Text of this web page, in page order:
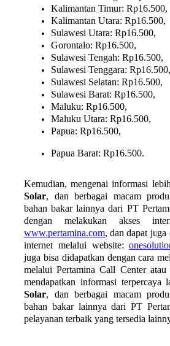
Kalimantan Timur: Rp16.500,
Kalimantan Utara: Rp16.500,
Sulawesi Utara: Rp16.500,
Gorontalo: Rp16.500,
Sulawesi Tengah: Rp16.500,
Sulawesi Tenggara: Rp16.500,
Sulawesi Selatan: Rp16.500,
Sulawesi Barat: Rp16.500,
Maluku: Rp16.500,
Maluku Utara: Rp16.500,
Papua: Rp16.500,
Papua Barat: Rp16.500.
Kemudian, mengenai informasi
Solar, dan berbagai macam
bahan bakar lainnya dari PT
www.pertamina.com, dan dapat juga
internet melalui website:
juga bisa didapatkan dengan cara
melalui Pertamina Call Center
mendapatkan informasi terpercaya
Solar, dan berbagai macam
bahan bakar lainnya dari PT
pelayanan terbaik yang tersedia